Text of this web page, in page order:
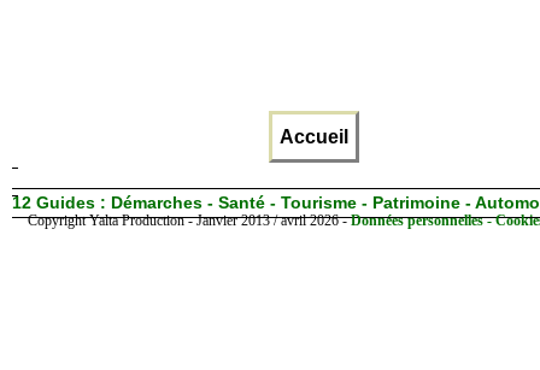
Accueil
12 Guides : Démarches - Santé - Tourisme - Patrimoine -
Copyright Yalta Production - Janvier 2013 / avril 2026 -Données personnelles -